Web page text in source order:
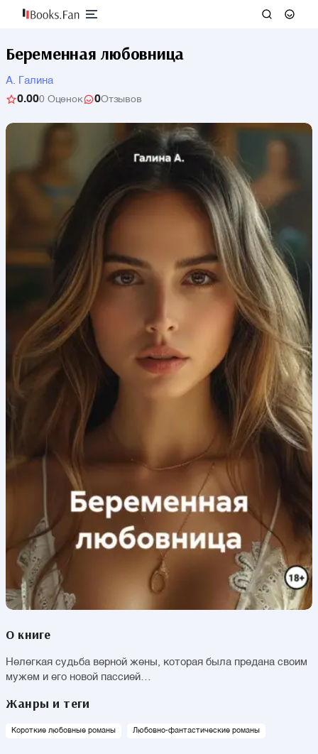
Беременная любовница
А. Галина
0.000 Оценок 0Отзывов
О книге
Нелегкая судьба верной жены, которая была предана своим
мужем и его новой пассией…
Жанры и теги
Короткие любовные романы Любовно-фантастические романы